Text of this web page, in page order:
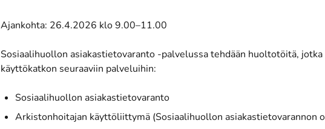
Ajankohta: 26.4.2026 klo 9.00–11.00
Sosiaalihuollon asiakastietovaranto -palvelussa tehdään huoltotöitä,
käyttökatkon seuraaviin palveluihin:
Sosiaalihuollon asiakastietovaranto
Arkistonhoitajan käyttöliittymä (Sosiaalihuollon asiakastietovarannon